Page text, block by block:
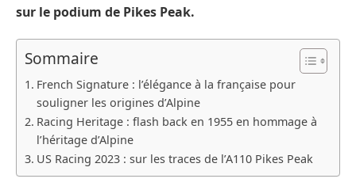
sur le podium de Pikes Peak.
Sommaire
French Signature : l’élégance à la française pour
souligner les origines d’Alpine
Racing Heritage : flash back en 1955 en hommage à
l’héritage d’Alpine
US Racing 2023 : sur les traces de l’A110 Pikes Peak